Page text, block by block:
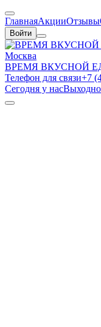
ГлавнаяАкцииОтзывы
Войти
Москва
ВРЕМЯ ВКУСНОЙ
Телефон для связи+7
Сегодня у нас